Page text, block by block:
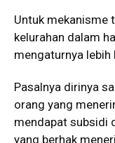
Untuk mekanisme
kelurahan dalam
mengaturnya lebih
Pasalnya dirinya
orang yang
mendapat subsidi
yang berhak